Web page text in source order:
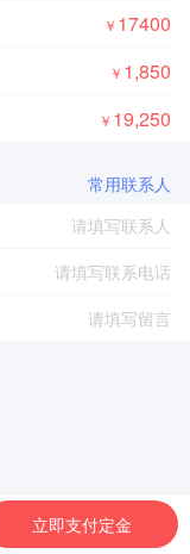
￥ 17400
￥ 1,850
￥ 19,250
常用联系人
立即支付定金